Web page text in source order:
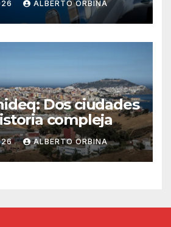
a las
por primera vez en
ALBERTO ORBINA
Dos ciudades
compleja
ALBERTO ORBINA